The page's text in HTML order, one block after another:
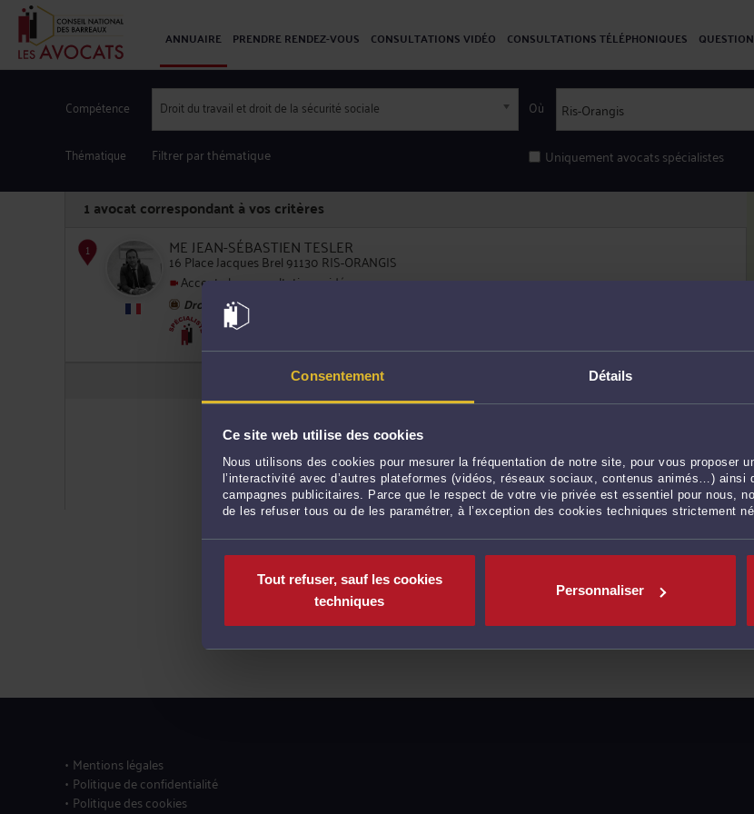
Consentement Détails
Ce site web utilise des cookies
Nous utilisons des cookies pour mesurer la fréquentation de notre site, pour vous proposer
l’interactivité avec d’autres plateformes (vidéos, réseaux sociaux, contenus animés…) ainsi
campagnes publicitaires. Parce que le respect de votre vie privée est essentiel pour nous,
de les refuser tous ou de les paramétrer, à l’exception des cookies techniques strictement
Tout refuser, sauf les cookies
techniques
Personnaliser
ANNUAIRE PRENDRE RENDEZ-VOUS CONSULTATIONS VIDÉO CONSULTATIONS TÉLÉPHONIQUES
Compétence Droit du travail et droit de la sécurité sociale
Thématique Filtrer par thématique
Où
Uniquement avocats spécialistes
1 avocat correspondant à vos critères
ME JEAN-SÉBASTIEN TESLER
16 Place Jacques Brel 91130 RIS-ORANGIS
Accepte les consultations vidéo
Droit du travail
Droit immobilier
Mentions légales
Politique de confidentialité
Politique des cookies